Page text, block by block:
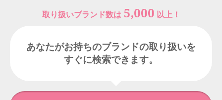
取り扱いブランド数は 5,000 以上！
あなたがお持ちのブランドの取り扱いを
すぐに検索できます。